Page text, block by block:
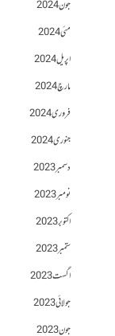
جون 2024
مئی 2024
اپریل 2024
مارچ 2024
فروری 2024
جنوری 2024
دسمبر 2023
نومبر 2023
اکتوبر 2023
ستمبر 2023
اگست 2023
جولائی 2023
جون 2023